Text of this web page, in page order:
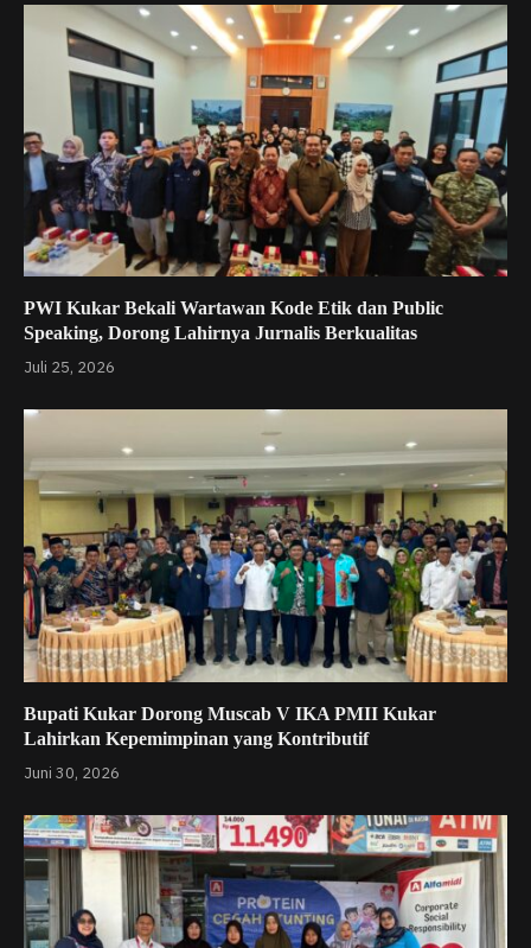
PWI Kukar Bekali Wartawan Kode Etik dan Public
Speaking, Dorong Lahirnya Jurnalis Berkualitas
Juli 25, 2026
Bupati Kukar Dorong Muscab V IKA PMII Kukar
Lahirkan Kepemimpinan yang Kontributif
Juni 30, 2026